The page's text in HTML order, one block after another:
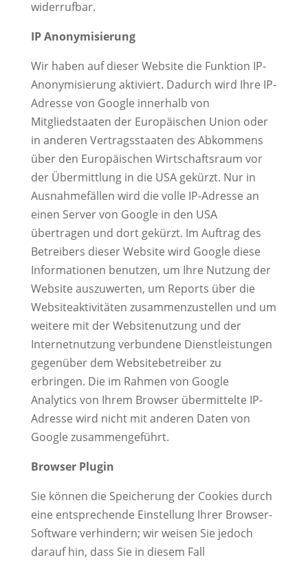
widerrufbar.
IP Anonymisierung
Wir haben auf dieser Website die Funktion IP-
Anonymisierung aktiviert. Dadurch wird Ihre IP-
Adresse von Google innerhalb von
Mitgliedstaaten der Europäischen Union oder
in anderen Vertragsstaaten des Abkommens
über den Europäischen Wirtschaftsraum vor
der Übermittlung in die USA gekürzt. Nur in
Ausnahmefällen wird die volle IP-Adresse an
einen Server von Google in den USA
übertragen und dort gekürzt. Im Auftrag des
Betreibers dieser Website wird Google diese
Informationen benutzen, um Ihre Nutzung der
Website auszuwerten, um Reports über die
Websiteaktivitäten zusammenzustellen und um
weitere mit der Websitenutzung und der
Internetnutzung verbundene Dienstleistungen
gegenüber dem Websitebetreiber zu
erbringen. Die im Rahmen von Google
Analytics von Ihrem Browser übermittelte IP-
Adresse wird nicht mit anderen Daten von
Google zusammengeführt.
Browser Plugin
Sie können die Speicherung der Cookies durch
eine entsprechende Einstellung Ihrer Browser-
Software verhindern; wir weisen Sie jedoch
darauf hin, dass Sie in diesem Fall